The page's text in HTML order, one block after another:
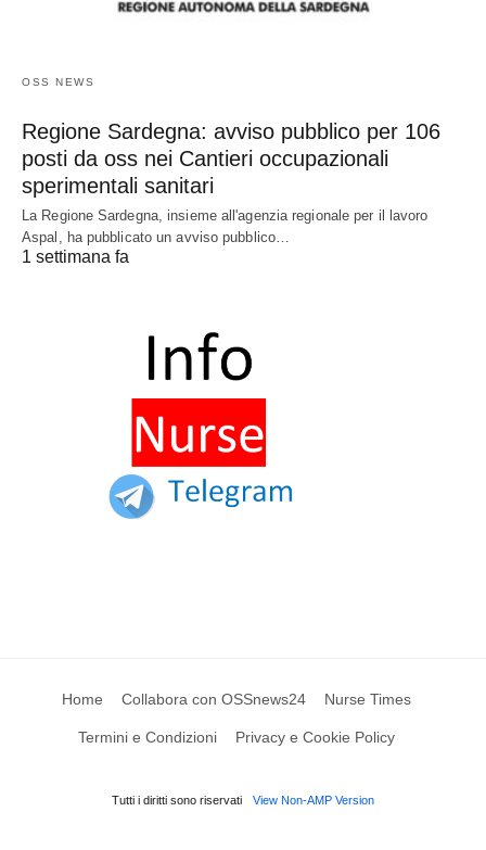
OSS NEWS
Regione Sardegna: avviso pubblico per 106
posti da oss nei Cantieri occupazionali
sperimentali sanitari
La Regione Sardegna, insieme all'agenzia regionale per il lavoro
Aspal, ha pubblicato un avviso pubblico…
1 settimana fa
Home Collabora con OSSnews24 Nurse Times
Termini e Condizioni Privacy e Cookie Policy
Tutti i diritti sono riservati View Non-AMP Version